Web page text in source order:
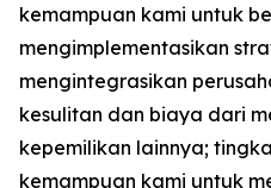
kemampuan kami untuk
mengimplementasikan
mengintegrasikan
kesulitan dan biaya dari
kepemilikan lainnya;
kemampuan kami untuk